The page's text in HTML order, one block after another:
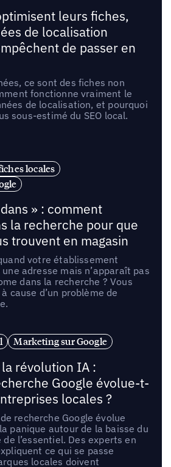
leurs fiches,
de localisation
de passer en
ce sont des fiches non
fonctionne vraiment le
de localisation, et pourquoi
sous-estimé du SEO local.
locales
» : comment
la recherche pour que
trouvent en magasin
votre établissement
adresse mais n’apparaît pas
dans la recherche ? Vous
cause d’un problème de
Marketing sur Google
révolution IA :
Google évolue-t-
locales ?
recherche Google évolue
panique autour de la baisse du
l’essentiel. Des experts en
ce qui se passe
locales doivent